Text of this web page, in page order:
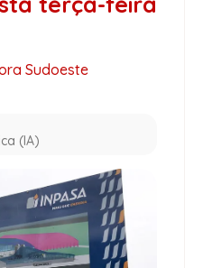
Sudoeste
(IA)